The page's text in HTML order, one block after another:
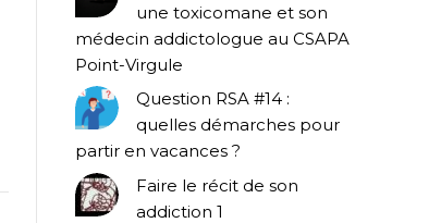
une toxicomane et son
médecin addictologue au CSAPA
Point-Virgule
Question RSA #14 :
quelles démarches pour
partir en vacances ?
Faire le récit de son
addiction 1